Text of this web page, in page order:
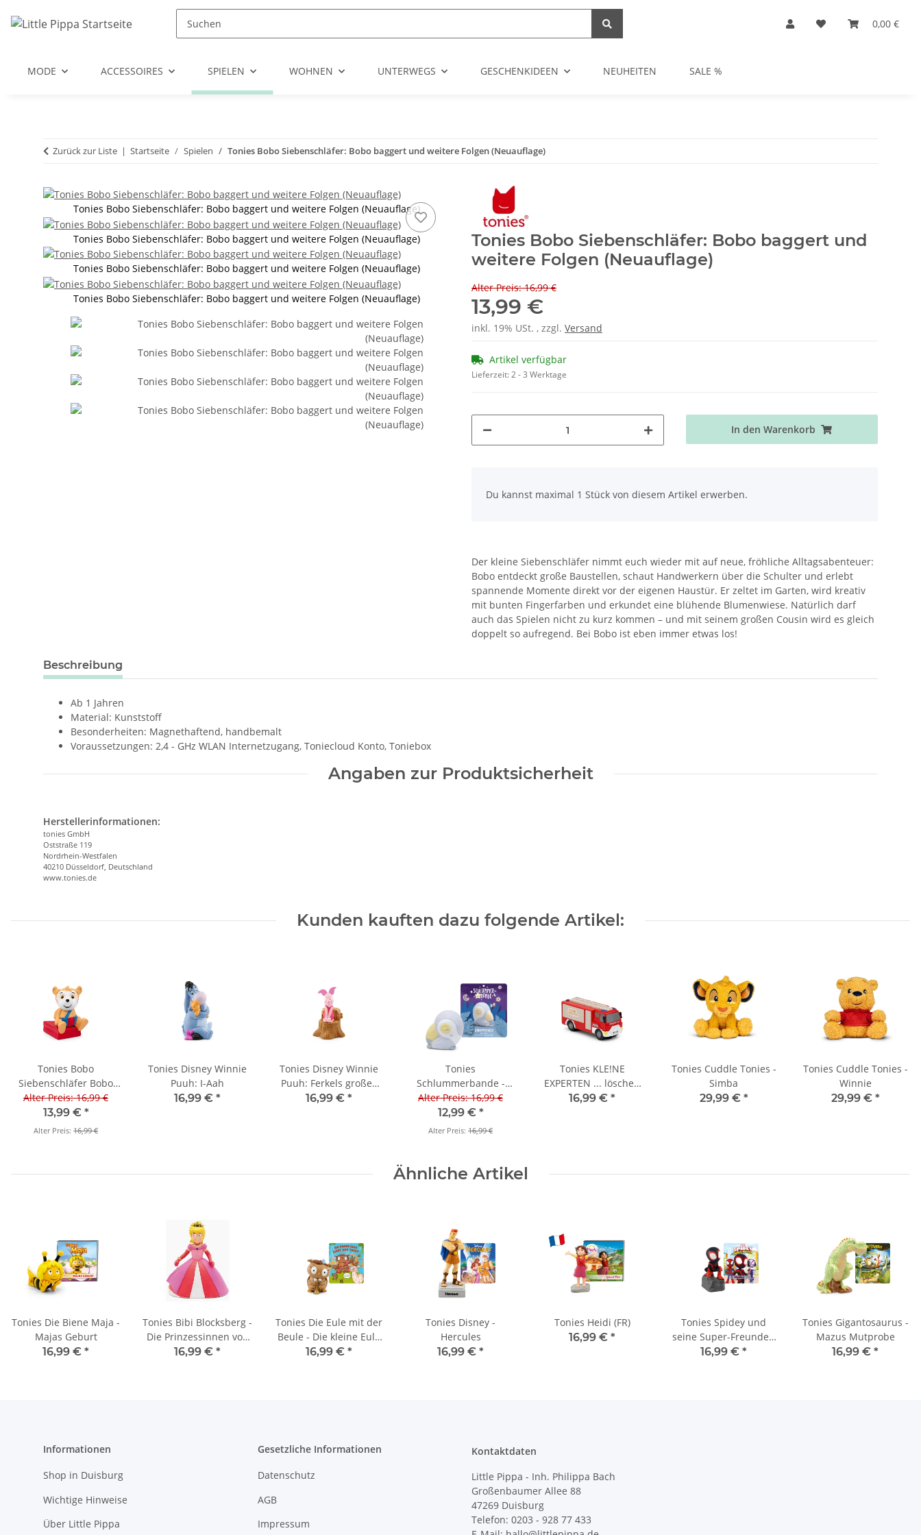
0,00 €
MODE ACCESSOIRES SPIELEN WOHNEN UNTERWEGS GESCHENKIDEEN NEUHEITEN SALE %
Zurück zur Liste Startseite Spielen Tonies Bobo Siebenschläfer: Bobo baggert und weitere Folgen (Neuauflage)
Tonies Bobo Siebenschläfer: Bobo baggert und weitere Folgen (Neuauflage)
Tonies Bobo Siebenschläfer: Bobo baggert und weitere Folgen (Neuauflage)
Tonies Bobo Siebenschläfer: Bobo baggert und weitere Folgen (Neuauflage)
Tonies Bobo Siebenschläfer: Bobo baggert und weitere Folgen (Neuauflage)
Tonies Bobo Siebenschläfer: Bobo baggert und
weitere Folgen (Neuauflage)
Alter Preis: 16,99 €
13,99 €
inkl. 19% USt. , zzgl. Versand
Artikel verfügbar
Lieferzeit:2 - 3 Werktage
In den Warenkorb
Du kannst maximal 1 Stück von diesem Artikel erwerben.
Der kleine Siebenschläfer nimmt euch wieder mit auf neue, fröhliche Alltagsabenteuer:
Bobo entdeckt große Baustellen, schaut Handwerkern über die Schulter und erlebt
spannende Momente direkt vor der eigenen Haustür. Er zeltet im Garten, wird kreativ
mit bunten Fingerfarben und erkundet eine blühende Blumenwiese. Natürlich darf
auch das Spielen nicht zu kurz kommen – und mit seinem großen Cousin wird es gleich
doppelt so aufregend. Bei Bobo ist eben immer etwas los!
weitere Registerkarten anzeigen
Beschreibung
Ab 1 Jahren
Material: Kunststoff
Besonderheiten: Magnethaftend, handbemalt
Voraussetzungen: 2,4 - GHz WLAN Internetzugang, Toniecloud Konto, Toniebox
Angaben zur Produktsicherheit
Herstellerinformationen:
tonies GmbH
Oststraße 119
Nordrhein-Westfalen
40210 Düsseldorf, Deutschland
www.tonies.de
Kunden kauften dazu folgende Artikel:
Tonies Bobo
Siebenschläfer Bobo
auf großer Reise und
weitere Folgen
(Neuauflage).
Alter Preis: 16,99 €
13,99 € *
Alter Preis: 16,99 €
Tonies Disney Winnie
Puuh: I-Aah
16,99 € *
Tonies Disney Winnie
Puuh: Ferkels großes
Abenteuer
16,99 € *
Tonies
Schlummerbande -
Schlummertukan
Naturklänge aus dem
Schlummerdschungel
Alter Preis: 16,99 €
12,99 € *
Alter Preis: 16,99 €
Tonies KLE!NE
EXPERTEN ... löschen
mit der Feuerwehr
16,99 € *
Tonies Cuddle Tonies -
Simba
29,99 € *
Tonies Cuddle Tonies -
Winnie
29,99 € *
Ähnliche Artikel
Tonies Die Biene Maja -
Majas Geburt
16,99 € *
Tonies Bibi Blocksberg -
Die Prinzessinnen von
Thunderstorm
16,99 € *
Tonies Die Eule mit der
Beule - Die kleine Eule
singt und tanzt – Das 2.
16,99 € *
Tonies Disney -
Hercules
16,99 € *
Tonies Heidi (FR)
16,99 € *
Tonies Spidey und
seine Super-Freunde -
Doc Ocks Superoktopus
16,99 € *
Tonies Gigantosaurus -
Mazus Mutprobe
16,99 € *
Informationen
Shop in Duisburg
Wichtige Hinweise
Über Little Pippa
Gesetzliche Informationen
Datenschutz
AGB
Impressum
Kontaktdaten
Little Pippa - Inh. Philippa Bach
Großenbaumer Allee 88
47269 Duisburg
Telefon: 0203 - 928 77 433